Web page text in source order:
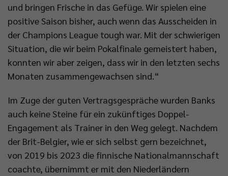
und bringen Frische in das Gefüge. Wir spielen eine
positive Saison bisher, auch wenn das Ausscheiden in
der Champions League tough war. Mit der schwierigen
Situation, die wir beim Pokalfinale gemeistert haben,
konnten wir aber zeigen, dass wir in den letzten sechs
Monaten zusammengewachsen sind.“
Im Zuge der guten Vertragsgespräche wurden Banks
auch keine Steine für ein zukünftiges Doppel-
Engagement als Trainer in den Weg gelegt. Nachdem
der Brit-Belgier, wie er sich selbst gern bezeichnet,
von 2019 bis 2023 die finnische Nationalmannschaft
coachte, übernimmt er mit den Niederländern